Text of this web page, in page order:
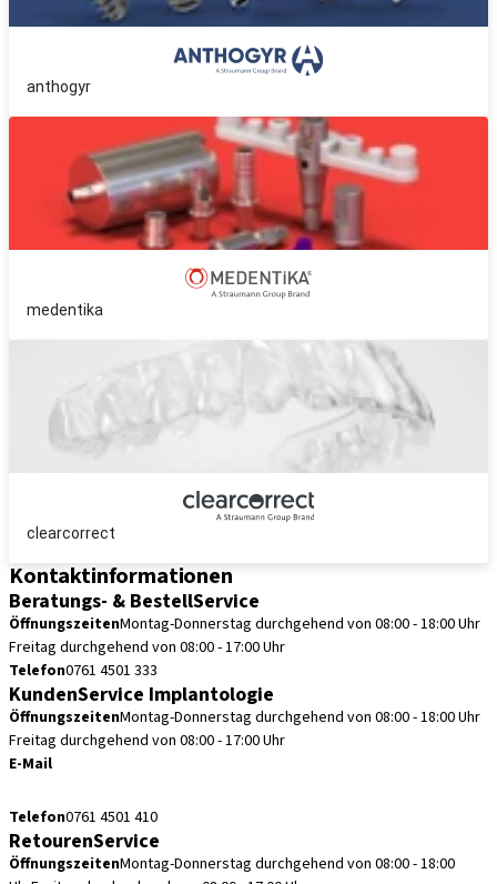
anthogyr
medentika
clearcorrect
Kontaktinformationen
Beratungs- & BestellService
ÖffnungszeitenMontag-Donnerstag durchgehend von 08:00 - 18:00 Uhr
Freitag durchgehend von 08:00 - 17:00 Uhr
Telefon0761 4501 333
KundenService Implantologie
ÖffnungszeitenMontag-Donnerstag durchgehend von 08:00 - 18:00 Uhr
Freitag durchgehend von 08:00 - 17:00 Uhr
E-Mail
Telefon0761 4501 410
RetourenService
ÖffnungszeitenMontag-Donnerstag durchgehend von 08:00 - 18:00